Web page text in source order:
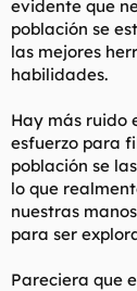
evidente que
población se
las mejores
habilidades.
Hay más ruido
esfuerzo para
población se
lo que
nuestras
para ser
Pareciera que